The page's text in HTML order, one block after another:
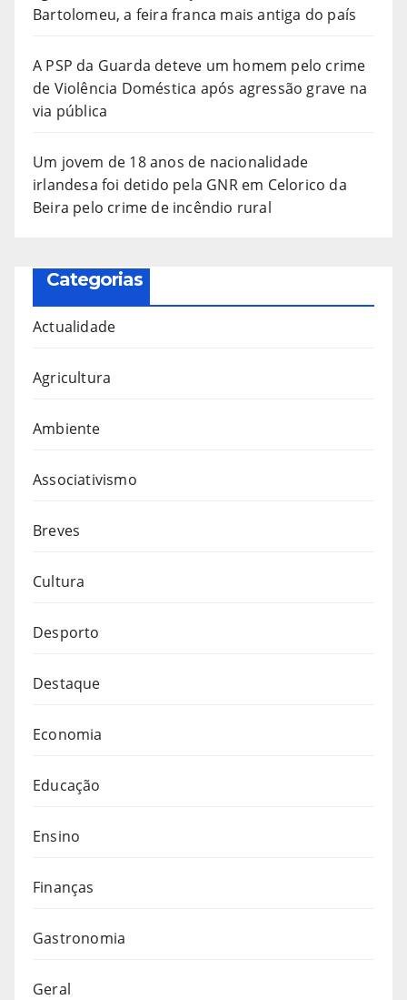
Bartolomeu, a feira franca mais antiga do país
A PSP da Guarda deteve um homem pelo crime
de Violência Doméstica após agressão grave na
via pública
Um jovem de 18 anos de nacionalidade
irlandesa foi detido pela GNR em Celorico da
Beira pelo crime de incêndio rural
Categorias
Actualidade
Agricultura
Ambiente
Associativismo
Breves
Cultura
Desporto
Destaque
Economia
Educação
Ensino
Finanças
Gastronomia
Geral